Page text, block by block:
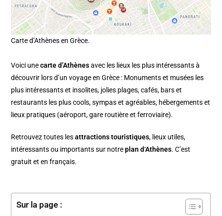
Carte d’Athènes en Grèce.
Voici unecarte d’Athènesavec les lieux les plus intéressants à
découvrir lors d’un voyage en Grèce : Monuments et musées les
plus intéressants et insolites, jolies plages, cafés, bars et
restaurants les plus cools, sympas et agréables, hébergements et
lieux pratiques (aéroport, gare routière et ferroviaire).
Retrouvez toutes lesattractions touristiques, lieux utiles,
intéressants ou importants sur notreplan d‘Athènes. C’est
gratuit et en français.
Sur la page :